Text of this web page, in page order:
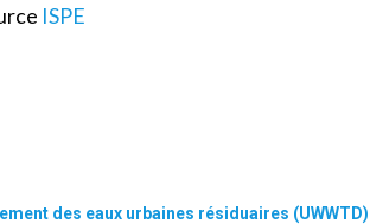
ISPE
des eaux urbaines résiduaires (UWWTD)